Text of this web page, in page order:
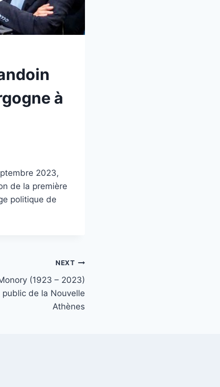
à
2023,
de la première
politique de
NEXT
(1923 – 2023)
de la Nouvelle
Athènes